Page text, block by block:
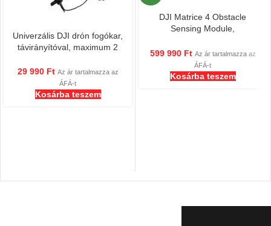
Univerzális DJI drón fogókar,
távirányítóval, maximum 2
légkarmos, drónmentő
29 990 Ft Az ár tartalmazza az
ÁFÁ-t
Kosárba teszem
DJI Matrice 4 Obstacle
Sensing Module,
599 990 Ft Az ár tartalmazza az
ÁFÁ-t
Kosárba teszem